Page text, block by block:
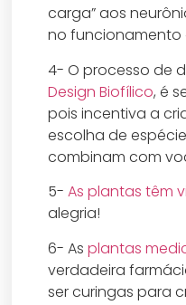
carga” aos
no
4- O processo de
Design Biofílico, é
pois incentiva a
escolha de
combinam com
5-As plantas têm
alegria!
6- Asplantas
verdadeira
ser curingas para